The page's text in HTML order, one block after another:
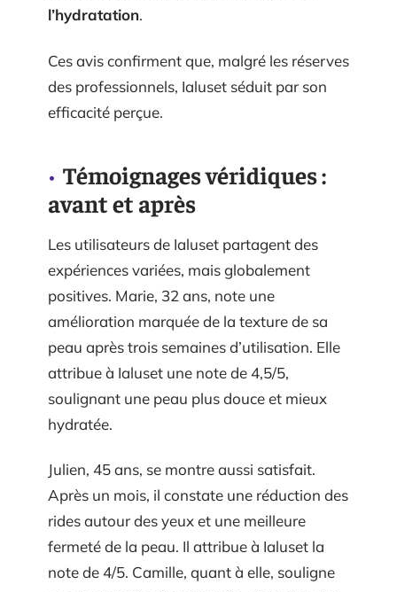
l’hydratation.
Ces avis confirment que, malgré les réserves
des professionnels, Ialuset séduit par son
efficacité perçue.
Témoignages véridiques :
avant et après
Les utilisateurs de Ialuset partagent des
expériences variées, mais globalement
positives. Marie, 32 ans, note une
amélioration marquée de la texture de sa
peau après trois semaines d’utilisation. Elle
attribue à Ialuset une note de 4,5/5,
soulignant une peau plus douce et mieux
hydratée.
Julien, 45 ans, se montre aussi satisfait.
Après un mois, il constate une réduction des
rides autour des yeux et une meilleure
fermeté de la peau. Il attribue à Ialuset la
note de 4/5. Camille, quant à elle, souligne